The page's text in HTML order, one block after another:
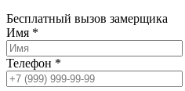
Бесплатный вызов замерщика
Имя *
Телефон *